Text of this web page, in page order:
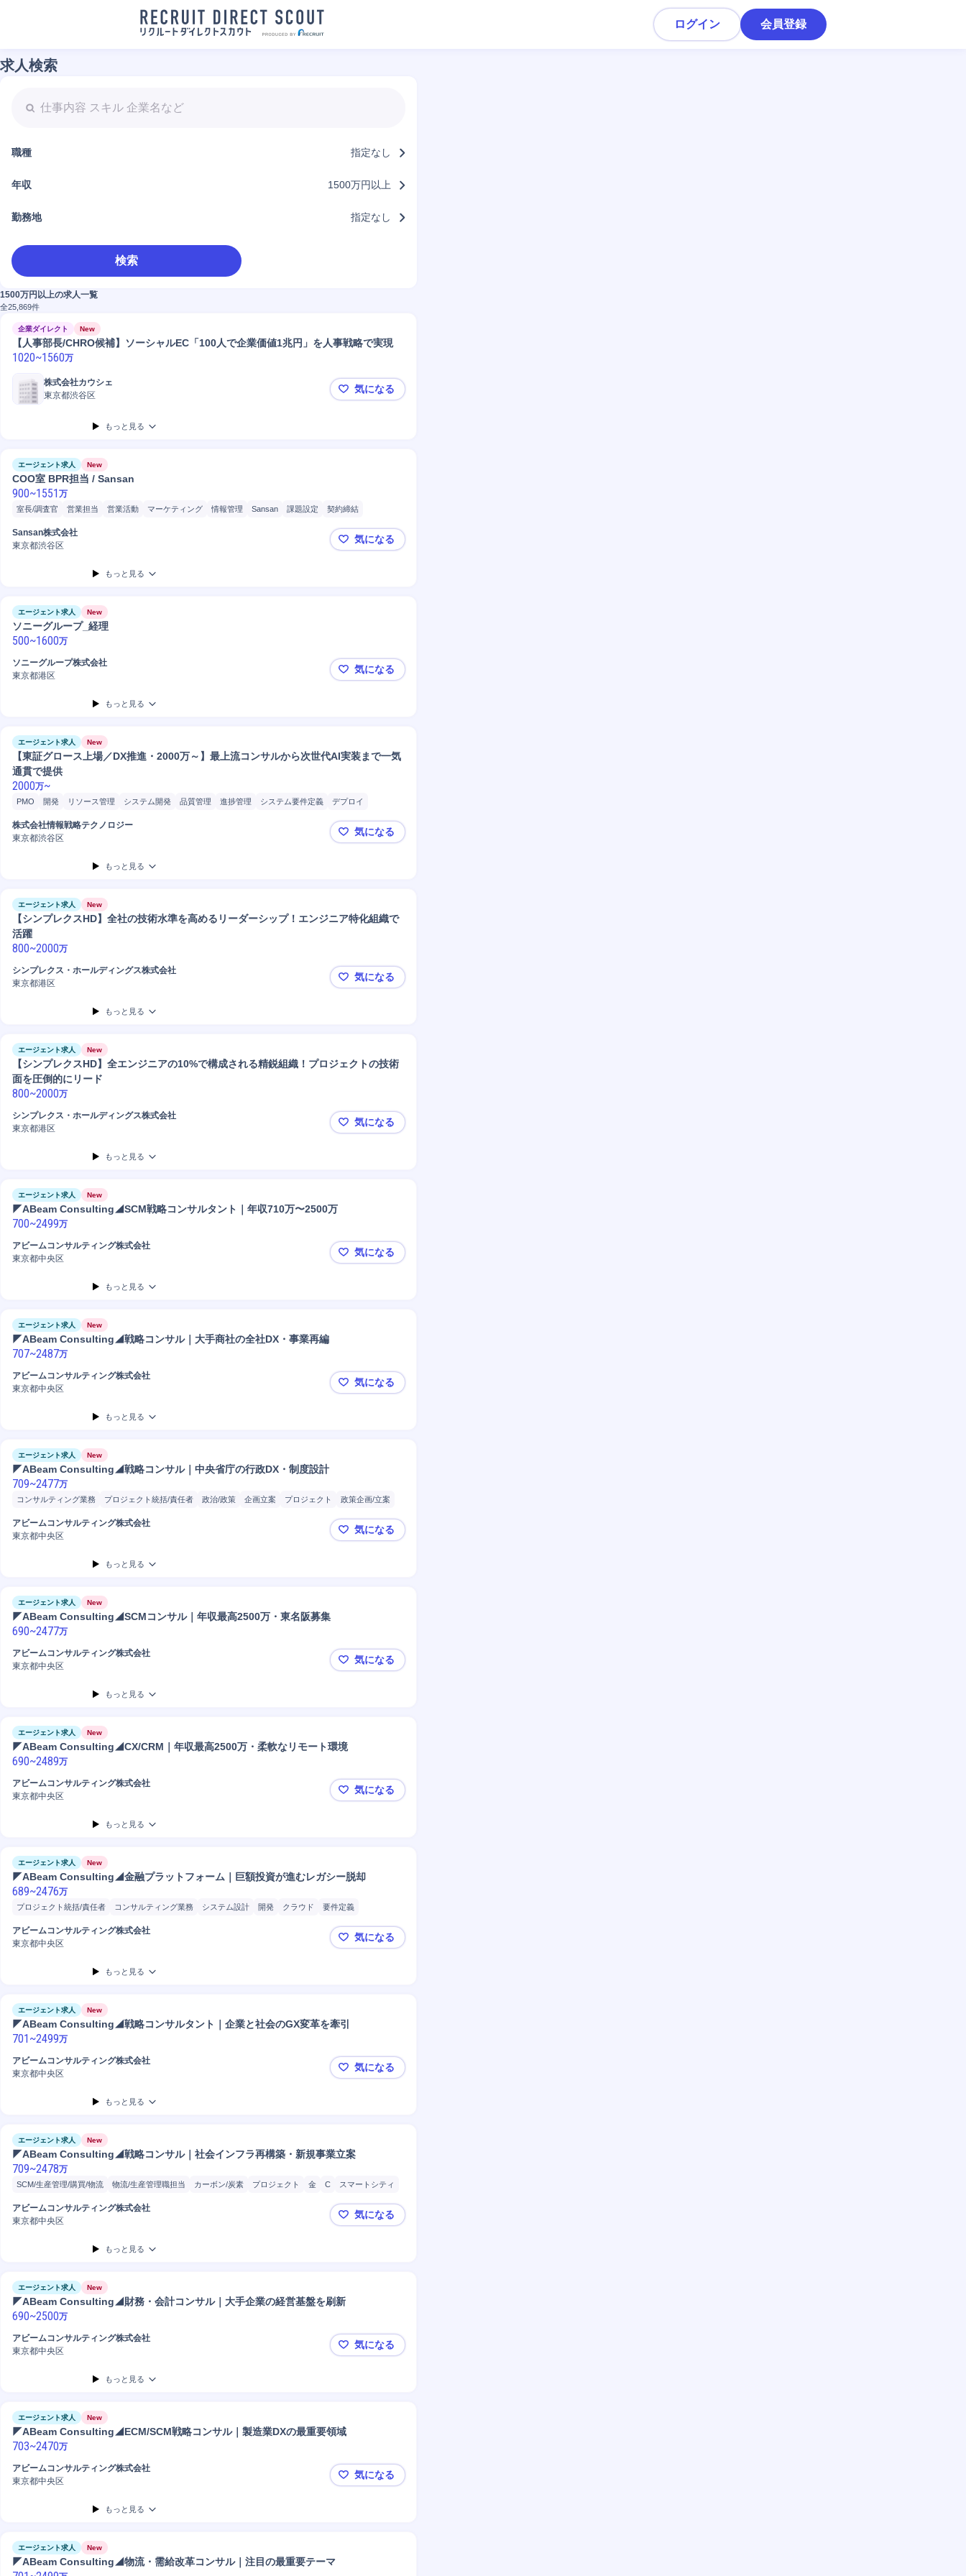
ログイン 会員登録
求人検索
職種 指定なし
年収 1500万円以上
勤務地 指定なし
検索
1500万円以上の求人一覧
全25,869件
企業ダイレクト New
【人事部長/CHRO候補】ソーシャルEC「100人で企業価値1兆円」を人事戦略で実現
1020~1560万
株式会社カウシェ
東京都渋谷区
【人事部長/CHRO候補】ソーシャルEC「100人で企業価値1兆円」を人事戦略で実現
気になる
もっと見る
エージェント求人 New
COO室 BPR担当 / Sansan
900~1551 万
室長/調査官 営業担当 営業活動 マーケティング 情報管理 Sansan 課題設定
契約締結
事業責任者
Salesforce
COMPANY
Sansan株式会社
東京都渋谷区
COO室 BPR担当 / Sansan
気になる
もっと見る
エージェント求人 New
ソニーグループ_経理
500~1600万
ソニーグループ株式会社
東京都港区
ソニーグループ_経理
気になる
もっと見る
エージェント求人 New
【東証グロース上場／DX推進・2000万～】最上流コンサルから次世代AI実装まで一気
通貫で提供
2000万~
PMO 開発 リソース管理 システム開発 品質管理 進捗管理 システム要件定義
デプロイ
要件定義
コンサルティング業務
プロジェクトマネージャー
マネジメント
株式会社情報戦略テクノロジー
東京都渋谷区
【東証グロース上場／DX推進・2000万～】最上流コンサルから次世代AI実装まで一気通貫で提供
気になる
もっと見る
エージェント求人 New
【シンプレクスHD】全社の技術水準を高めるリーダーシップ！エンジニア特化組織で
活躍
800~2000万
シンプレクス・ホールディングス株式会社
東京都港区
【シンプレクスHD】全社の技術水準を高めるリーダーシップ！エンジニア特化組織で活躍
気になる
もっと見る
エージェント求人 New
【シンプレクスHD】全エンジニアの10%で構成される精鋭組織！プロジェクトの技術
面を圧倒的にリード
800~2000万
シンプレクス・ホールディングス株式会社
東京都港区
【シンプレクスHD】全エンジニアの10%で構成される精鋭組織！プロジェクトの技術面を圧倒的にリード
気になる
もっと見る
エージェント求人 New
◤ABeam Consulting◢SCM戦略コンサルタント｜年収710万〜2500万
700~2499万
アビームコンサルティング株式会社
東京都中央区
◤ABeam Consulting◢SCM戦略コンサルタント｜年収710万〜2500万
気になる
もっと見る
エージェント求人 New
◤ABeam Consulting◢戦略コンサル｜大手商社の全社DX・事業再編
707~2487万
アビームコンサルティング株式会社
東京都中央区
◤ABeam Consulting◢戦略コンサル｜大手商社の全社DX・事業再編
気になる
もっと見る
エージェント求人 New
◤ABeam Consulting◢戦略コンサル｜中央省庁の行政DX・制度設計
709~2477万
コンサルティング業務 プロジェクト統括/責任者 政治/政策 企画立案 プロジェクト
政策企画/立案
コンサルタント 戦略立案
アビームコンサルティング株式会社
東京都中央区
◤ABeam Consulting◢戦略コンサル｜中央省庁の行政DX・制度設計
気になる
もっと見る
エージェント求人 New
◤ABeam Consulting◢SCMコンサル｜年収最高2500万・東名阪募集
690~2477万
アビームコンサルティング株式会社
東京都中央区
◤ABeam Consulting◢SCMコンサル｜年収最高2500万・東名阪募集
気になる
もっと見る
エージェント求人 New
◤ABeam Consulting◢CX/CRM｜年収最高2500万・柔軟なリモート環境
690~2489万
アビームコンサルティング株式会社
東京都中央区
◤ABeam Consulting◢CX/CRM｜年収最高2500万・柔軟なリモート環境
気になる
もっと見る
エージェント求人 New
◤ABeam Consulting◢金融プラットフォーム｜巨額投資が進むレガシー脱却
689~2476万
プロジェクト統括/責任者 コンサルティング業務 システム設計 開発 クラウド
要件定義
コンサルタント
アビームコンサルティング株式会社
東京都中央区
◤ABeam Consulting◢金融プラットフォーム｜巨額投資が進むレガシー脱却
気になる
もっと見る
エージェント求人 New
◤ABeam Consulting◢戦略コンサルタント｜企業と社会のGX変革を牽引
701 ~2499万
アビームコンサルティング株式会社
東京都中央区
◤ABeam Consulting◢戦略コンサルタント｜企業と社会のGX変革を牽引
気になる
もっと見る
エージェント求人 New
◤ABeam Consulting◢戦略コンサル｜社会インフラ再構築・新規事業立案
709~2478万
SCM/生産管理/購買/物流 物流/生産管理職担当 カーボン/炭素 プロジェクト 金 C
スマートシティ
データ分析
プロジェクト統括/責任者
アビームコンサルティング株式会社
東京都中央区
◤ABeam Consulting◢戦略コンサル｜社会インフラ再構築・新規事業立案
気になる
もっと見る
エージェント求人 New
◤ABeam Consulting◢財務・会計コンサル｜大手企業の経営基盤を刷新
690~2500万
アビームコンサルティング株式会社
東京都中央区
◤ABeam Consulting◢財務・会計コンサル｜大手企業の経営基盤を刷新
気になる
もっと見る
エージェント求人 New
◤ABeam Consulting◢ECM/SCM戦略コンサル｜製造業DXの最重要領域
703~2470万
アビームコンサルティング株式会社
東京都中央区
◤ABeam Consulting◢ECM/SCM戦略コンサル｜製造業DXの最重要領域
気になる
もっと見る
エージェント求人 New
◤ABeam Consulting◢物流・需給改革コンサル｜注目の最重要テーマ